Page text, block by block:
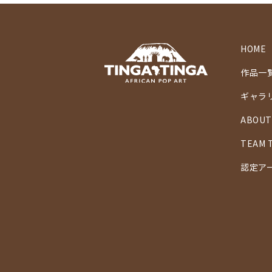
HOME
作品一
ギャラ
TEAM
認定ア